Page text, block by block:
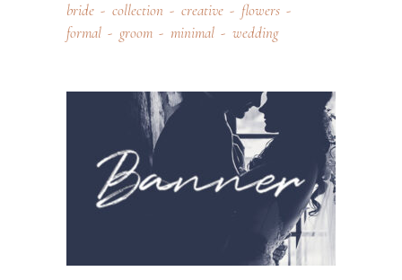
bride collection creative
flowers
formal
groom minimal wedding